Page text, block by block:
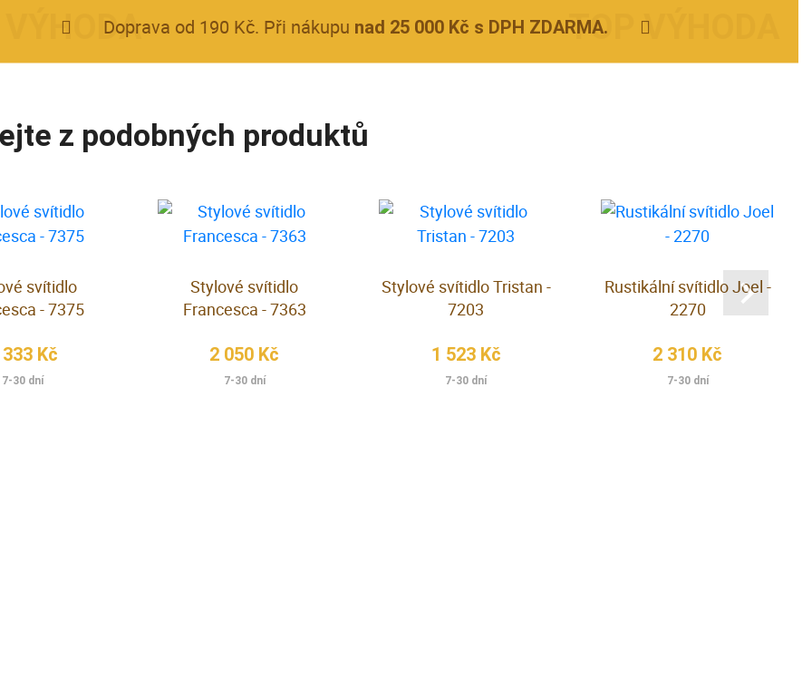
Doprava od 190 Kč. Při nákupu nad 25 000 Kč s DPH ZDARMA.
z podobných produktů
svítidlo
- 7375
Kč
7-30 dní
Stylové svítidlo
Francesca - 7363
2 050 Kč
7-30 dní
Stylové svítidlo Tristan -
7203
1 523 Kč
7-30 dní
Rustikální svítidlo Joel -
2270
2 310 Kč
7-30 dní